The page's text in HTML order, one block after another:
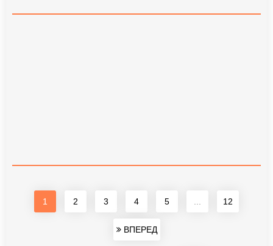
1 2 3 4 5 12
ВПЕРЕД